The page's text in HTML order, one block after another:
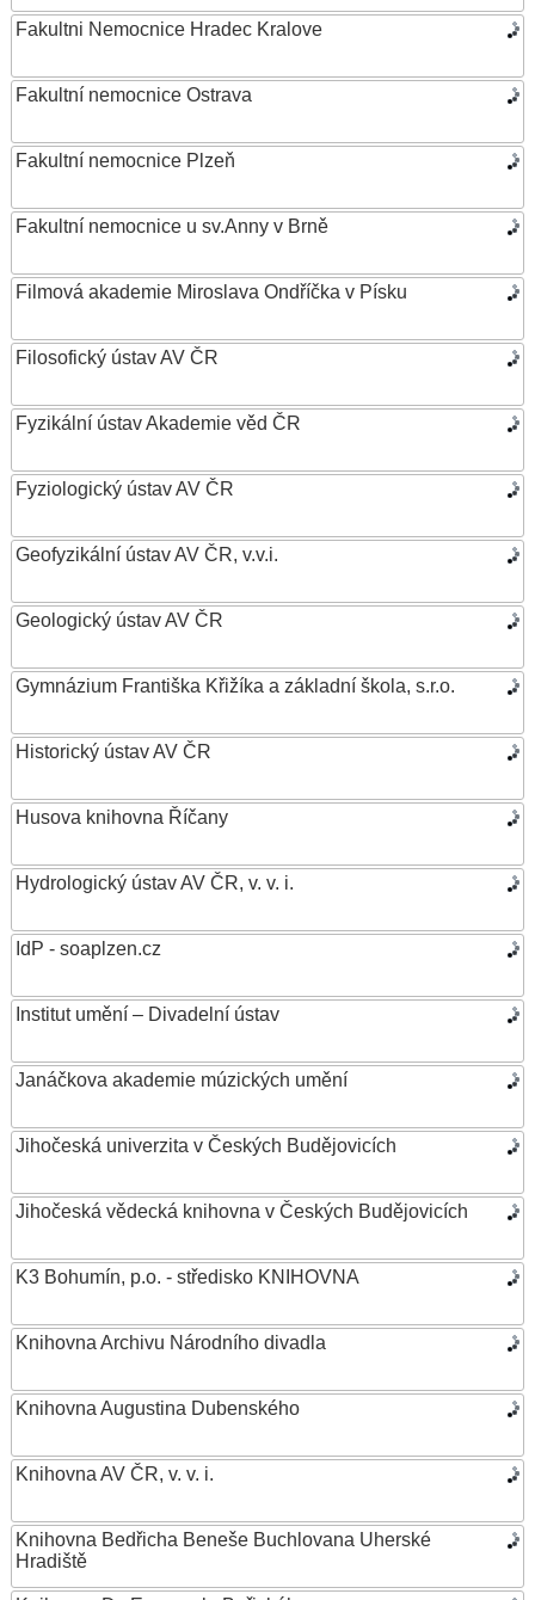
Fakultni Nemocnice Hradec Kralove
Fakultní nemocnice Ostrava
Fakultní nemocnice Plzeň
Fakultní nemocnice u sv.Anny v Brně
Filmová akademie Miroslava Ondříčka v Písku
Filosofický ústav AV ČR
Fyzikální ústav Akademie věd ČR
Fyziologický ústav AV ČR
Geofyzikální ústav AV ČR, v.v.i.
Geologický ústav AV ČR
Gymnázium Františka Křižíka a základní škola, s.r.o.
Historický ústav AV ČR
Husova knihovna Říčany
Hydrologický ústav AV ČR, v. v. i.
IdP - soaplzen.cz
Institut umění – Divadelní ústav
Janáčkova akademie múzických umění
Jihočeská univerzita v Českých Budějovicích
Jihočeská vědecká knihovna v Českých Budějovicích
K3 Bohumín, p.o. - středisko KNIHOVNA
Knihovna Archivu Národního divadla
Knihovna Augustina Dubenského
Knihovna AV ČR, v. v. i.
Knihovna Bedřicha Beneše Buchlovana Uherské
Hradiště